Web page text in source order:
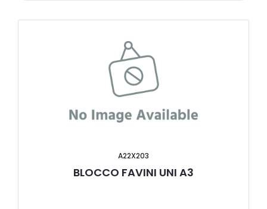
A22X203
BLOCCO FAVINI UNI A3